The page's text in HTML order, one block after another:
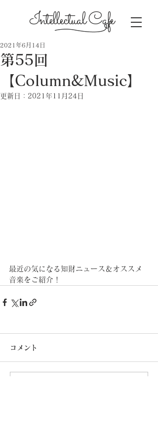
Intellectual Cafe
第55回
【Column&Music】
2021年6月14日
更新日： 2021年11月24日
最近の気になる知財ニュース＆オススメ
音楽をご紹介！
コメント